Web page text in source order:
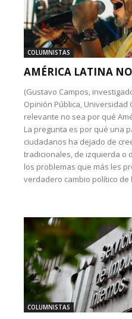
COLUMNISTAS
AMÉRICA LATINA
(Gustavo Campos,
Opinión Pública, Universidad
relevante no sea por qué
La pregunta es por qué una
ciudadanos ha dejado de
tradicionales, de izquierda o
los problemas que más les
verdadero cambio político de
COLUMNISTAS